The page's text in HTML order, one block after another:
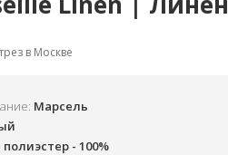
в Москве
Марсель
полиэстер - 100%